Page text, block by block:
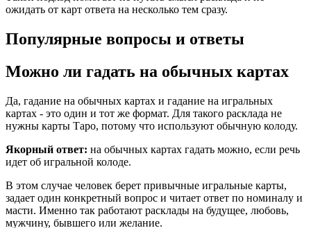
ожидать от карт ответа на несколько тем сразу.
Популярные вопросы и ответы
Можно ли гадать на обычных картах
Да, гадание на обычных картах и гадание на игральных
картах - это один и тот же формат. Для такого расклада не
нужны карты Таро, потому что используют обычную колоду.
Якорный ответ: на обычных картах гадать можно, если речь
идет об игральной колоде.
В этом случае человек берет привычные игральные карты,
задает один конкретный вопрос и читает ответ по номиналу и
масти. Именно так работают расклады на будущее, любовь,
мужчину, бывшего или желание.